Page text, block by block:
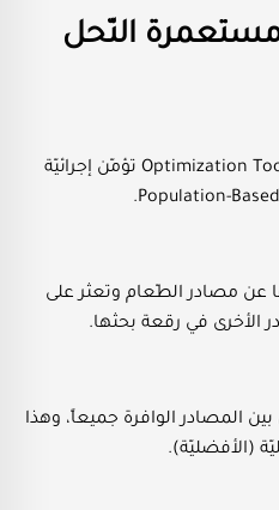
النّحل
تعدّ هذه الخوارزميّة أداة أمثليّة Optimization Tool تؤمّن إجرائيّة
عن مصادر الطّعام وتعثر على
الأخرى في رقعة بحثها.
المصادر الوافرة جميعاً، وهذا
(الأفضليّة).